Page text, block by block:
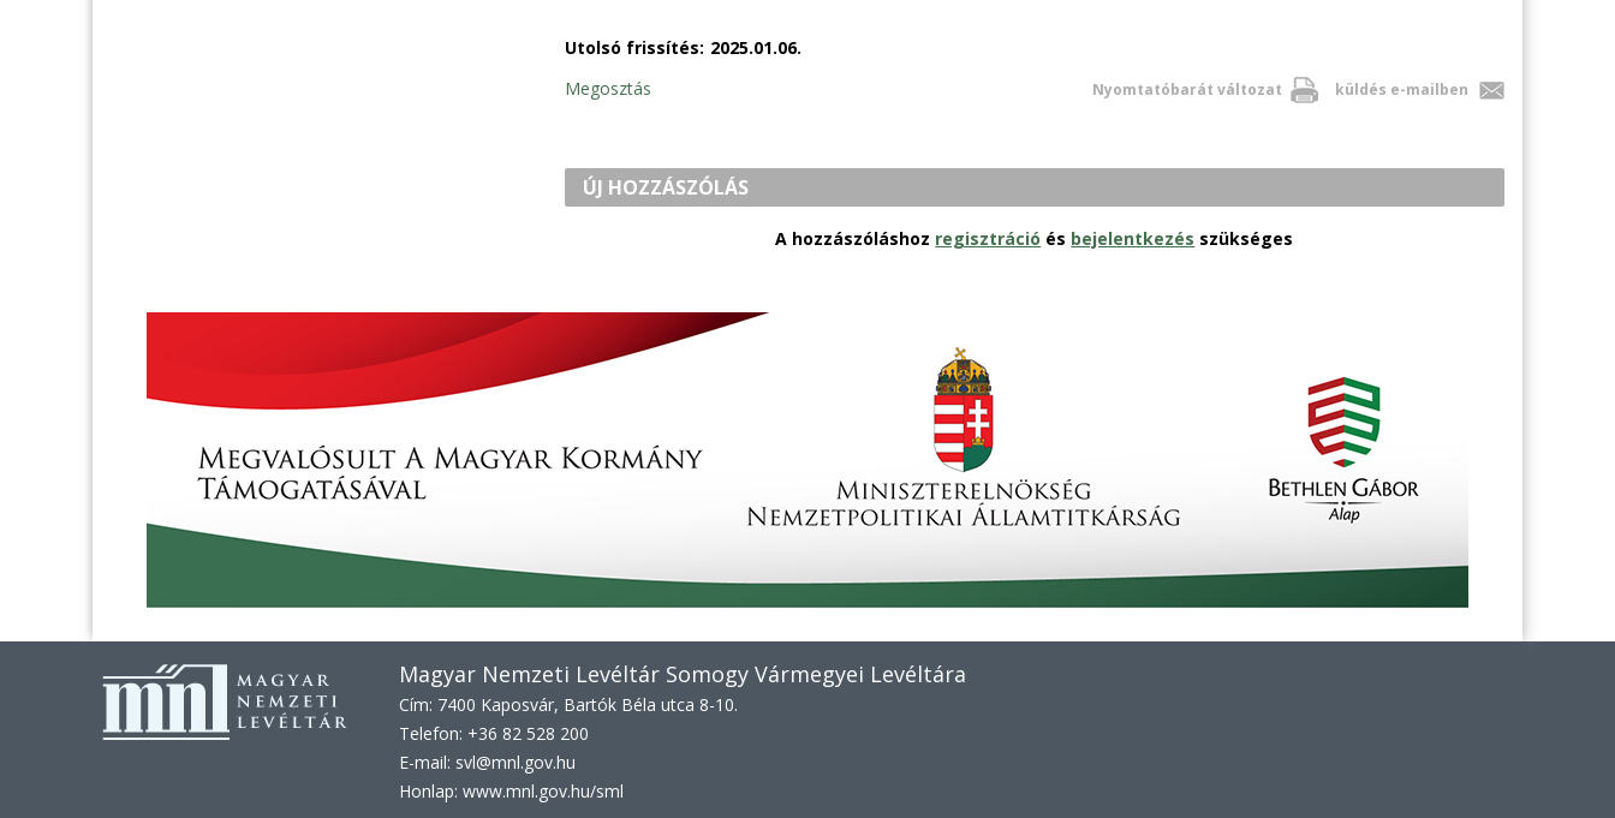
Utolsó frissítés: 2025.01.06.
Nyomtatóbarát változat küldés e-mailben
Megosztás
ÚJ HOZZÁSZÓLÁS
A hozzászóláshoz regisztráció és bejelentkezés szükséges
Magyar Nemzeti Levéltár Somogy Vármegyei Levéltára
Cím: 7400 Kaposvár, Bartók Béla utca 8-10.
Telefon: +36 82 528 200
E-mail: svl@mnl.gov.hu
Honlap: www.mnl.gov.hu/sml